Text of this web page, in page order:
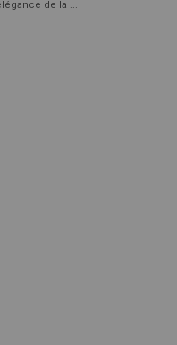
de la ...